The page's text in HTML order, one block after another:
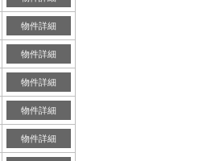
物件詳細
物件詳細
物件詳細
物件詳細
物件詳細